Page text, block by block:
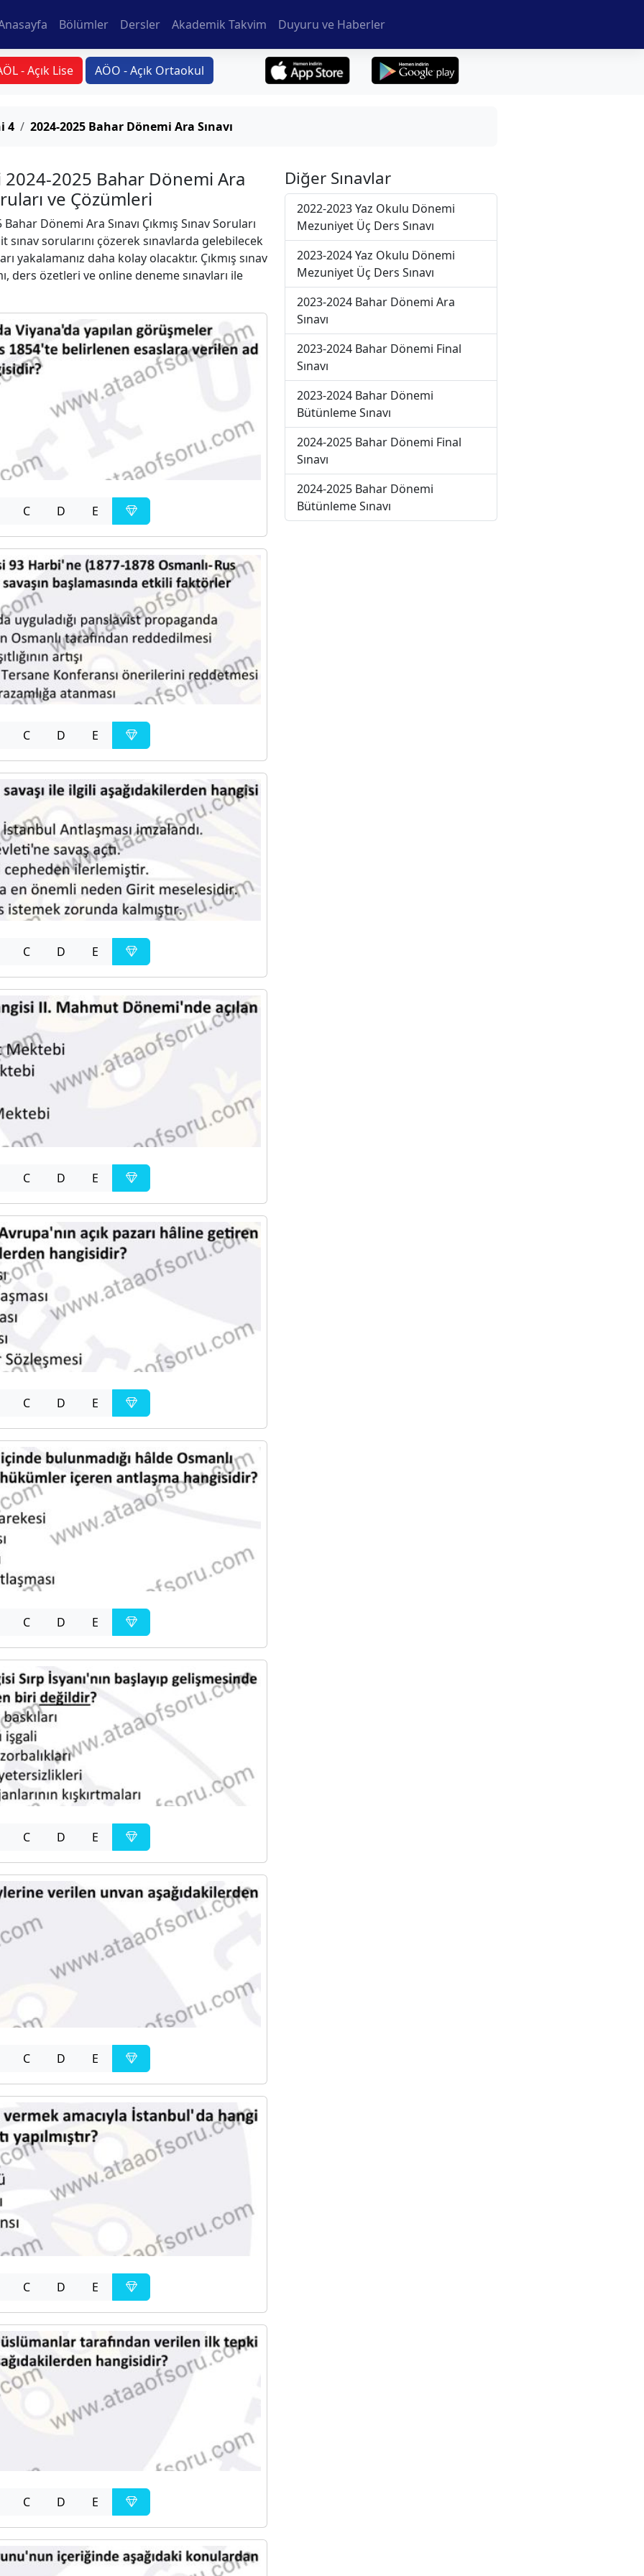
Bölümler Dersler Akademik Takvim Duyuru ve Haberler
- Açık Lise AÖO - Açık Ortaokul
4 2024-2025 Bahar Dönemi Ara Sınavı
2024-2025 Bahar Dönemi Ara
ve Çözümleri
Dönemi Ara Sınavı Çıkmış Sınav Soruları
sorularını çözerek sınavlarda gelebilecek
yakalamanız daha kolay olacaktır. Çıkmış sınav
ders özetleri ve online deneme sınavları ile
C D E
C D E
C D E
C D E
C D E
C D E
C D E
C D E
C D E
C D E
Diğer Sınavlar
2022-2023 Yaz Okulu Dönemi
Mezuniyet Üç Ders Sınavı
2023-2024 Yaz Okulu Dönemi
Mezuniyet Üç Ders Sınavı
2023-2024 Bahar Dönemi Ara
Sınavı
2023-2024 Bahar Dönemi Final
Sınavı
2023-2024 Bahar Dönemi
Bütünleme Sınavı
2024-2025 Bahar Dönemi Final
Sınavı
2024-2025 Bahar Dönemi
Bütünleme Sınavı